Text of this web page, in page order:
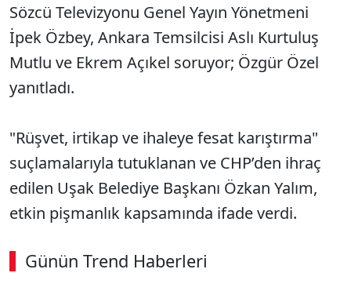
Sözcü Televizyonu Genel Yayın Yönetmeni
İpek Özbey, Ankara Temsilcisi Aslı Kurtuluş
Mutlu ve Ekrem Açıkel soruyor; Özgür Özel
yanıtladı.
"Rüşvet, irtikap ve ihaleye fesat karıştırma"
suçlamalarıyla tutuklanan ve CHP’den ihraç
edilen Uşak Belediye Başkanı Özkan Yalım,
etkin pişmanlık kapsamında ifade verdi.
Günün Trend Haberleri